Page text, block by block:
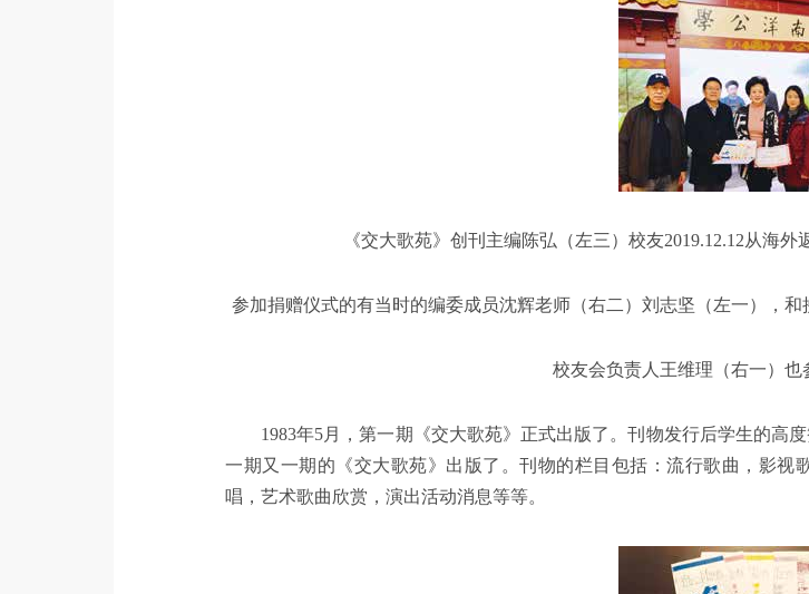
《交大歌苑》创刊主编陈弘（左三）校友2019.12.12从海
参加捐赠仪式的有当时的编委成员沈辉老师（右二）刘志坚（左一），
校友会负责人王维理（右一）也
1983年5月，第一期《交大歌苑》正式出版了。刊物发行后学生的高
一期又一期的《交大歌苑》出版了。刊物的栏目包括：流行歌曲，影
唱，艺术歌曲欣赏，演出活动消息等等。